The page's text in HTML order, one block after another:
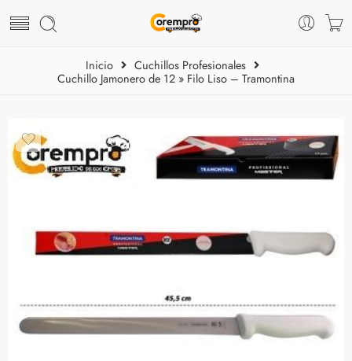
Inicio
Cuchillos Profesionales
Cuchillo Jamonero de 12 » Filo Liso – Tramontina